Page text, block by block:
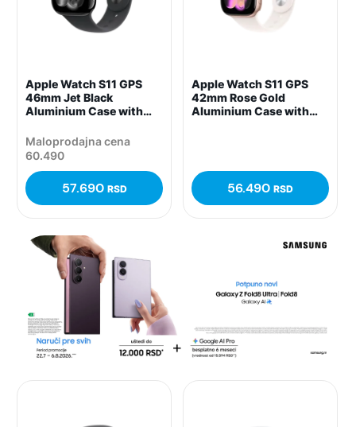
Apple Watch S11 GPS
46mm Jet Black
Aluminium Case with
(meux4rk/a)
Maloprodajna cena
60.490
57.690 RSD
Apple Watch S11 GPS
42mm Rose Gold
Aluminium Case with
56.490 RSD